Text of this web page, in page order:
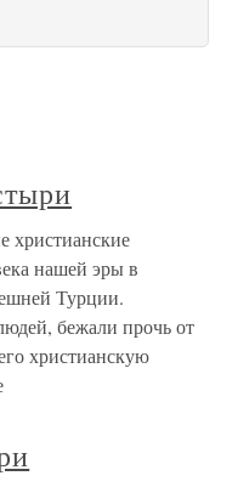
христианские
нашей эры в
Турции.
бежали прочь от
христианскую